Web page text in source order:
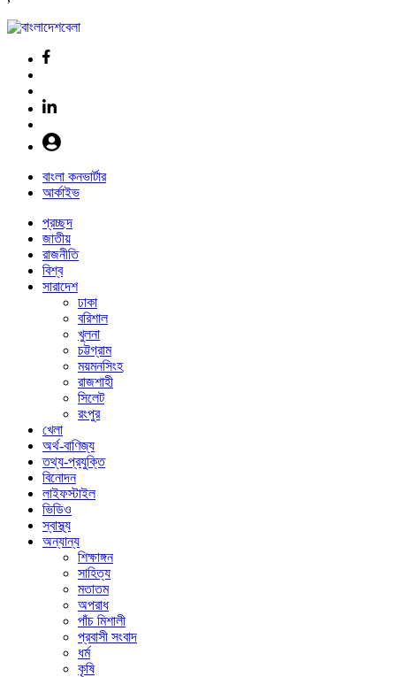
বাংলা কনভার্টার
আর্কাইভ
প্রচ্ছদ
জাতীয়
রাজনীতি
বিশ্ব
সারাদেশ
ঢাকা
বরিশাল
খুলনা
চট্টগ্রাম
ময়মনসিংহ
রাজশাহী
সিলেট
রংপুর
খেলা
অর্থ-বাণিজ্য
তথ্য-প্রযুক্তি
বিনোদন
লাইফস্টাইল
ভিডিও
স্বাস্থ্য
অন্যান্য
শিক্ষাঙ্গন
সাহিত্য
মতাতম
অপরাধ
পাঁচ মিশালী
প্রবাসী সংবাদ
ধর্ম
কৃষি